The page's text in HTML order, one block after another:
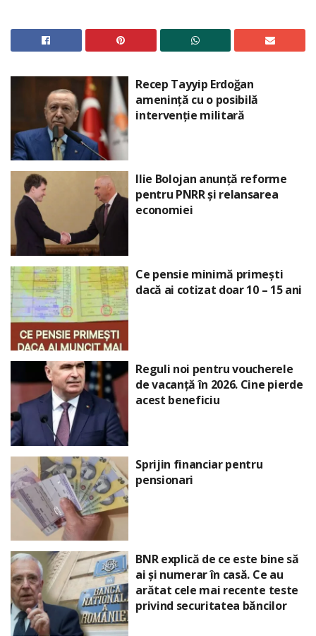
Recep Tayyip Erdoğan
amenință cu o posibilă
intervenție militară
Ilie Bolojan anunță reforme
pentru PNRR și relansarea
economiei
Ce pensie minimă primești
dacă ai cotizat doar 10 – 15 ani
Reguli noi pentru voucherele
de vacanță în 2026. Cine pierde
acest beneficiu
Sprijin financiar pentru
pensionari
BNR explică de ce este bine să
ai și numerar în casă. Ce au
arătat cele mai recente teste
privind securitatea băncilor